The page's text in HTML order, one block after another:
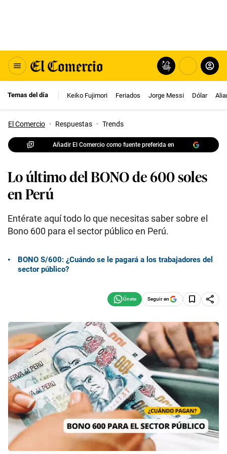
Temas del día Keiko Fujimori Feriados Jorge Messi Dólar
El Comercio · Respuestas · Trends
Añadir El Comercio como fuente preferida en
Lo último del BONO de 600 soles
en Perú
Entérate aquí todo lo que necesitas saber sobre el
Bono 600 para el sector público en Perú.
BONO S/600: ¿Cuándo se le pagará a los trabajadores del
sector público?
Seguir en